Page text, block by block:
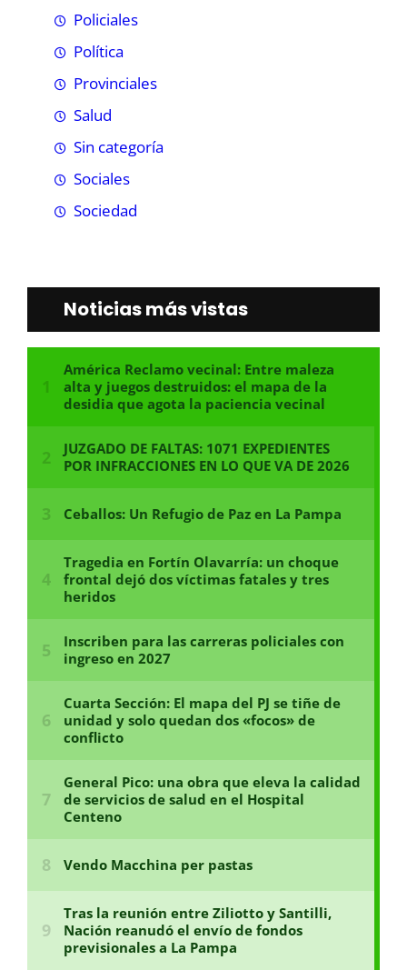
Policiales
Política
Provinciales
Salud
Sin categoría
Sociales
Sociedad
Noticias más vistas